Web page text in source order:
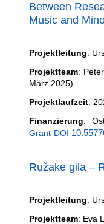
Between
Music and
Projektleitung:
Projektteam:
März 2025)
Projektlaufzeit:
Finanzierung:
Grant-DOI
Ružake gila –
Projektleitung:
Projektteam: Eva